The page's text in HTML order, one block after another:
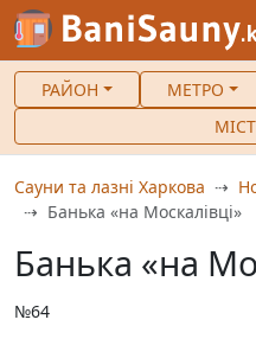
РАЙОН МЕТРО
Сауни та лазні Харкова
Банька «на Москалівці»
Банька «на
№64